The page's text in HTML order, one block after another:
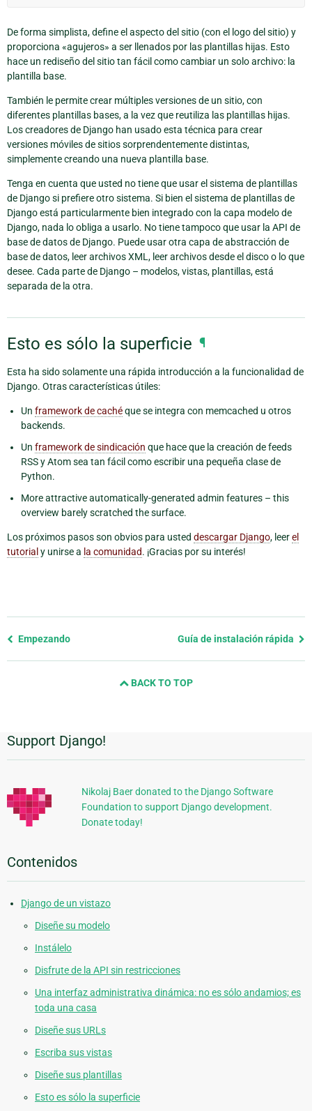
De forma simplista, define el aspecto del sitio (con el logo del sitio) y
proporciona «agujeros» a ser llenados por las plantillas hijas. Esto
hace un rediseño del sitio tan fácil como cambiar un solo archivo: la
plantilla base.
También le permite crear múltiples versiones de un sitio, con
diferentes plantillas bases, a la vez que reutiliza las plantillas hijas.
Los creadores de Django han usado esta técnica para crear
versiones móviles de sitios sorprendentemente distintas,
simplemente creando una nueva plantilla base.
Tenga en cuenta que usted no tiene que usar el sistema de plantillas
de Django si prefiere otro sistema. Si bien el sistema de plantillas de
Django está particularmente bien integrado con la capa modelo de
Django, nada lo obliga a usarlo. No tiene tampoco que usar la API de
base de datos de Django. Puede usar otra capa de abstracción de
base de datos, leer archivos XML, leer archivos desde el disco o lo que
desee. Cada parte de Django – modelos, vistas, plantillas, está
separada de la otra.
Esto es sólo la superficie ¶
Esta ha sido solamente una rápida introducción a la funcionalidad de
Django. Otras características útiles:
Un framework de cachéque se integra con memcached u otros
backends.
Un framework de sindicación que hace que la creación de feeds
RSS y Atom sea tan fácil como escribir una pequeña clase de
Python.
More attractive automatically-generated admin features – this
overview barely scratched the surface.
Los próximos pasos son obvios para usted descargar Django, leerel
tutorial y unirse a la comunidad. ¡Gracias por su interés!
Previous
Empezando Guía de instalación rápida
BACK TO TOP
Información
Adicional
Support Django!
Nikolaj Baer donated to the Django Software
Foundation to support Django development.
Donate today!
Contenidos
Django de un vistazo
Diseñe su modelo
Instálelo
Disfrute de la API sin restricciones
Una interfaz administrativa dinámica: no es sólo andamios; es
toda una casa
Diseñe sus URLs
Escriba sus vistas
Diseñe sus plantillas
Esto es sólo la superficie